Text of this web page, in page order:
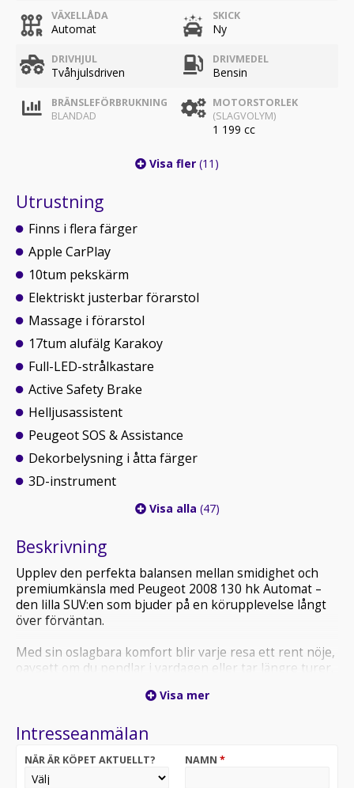
VÄXELLÅDA
Automat
SKICK
Ny
DRIVHJUL
Tvåhjulsdriven
DRIVMEDEL
Bensin
BRÄNSLEFÖRBRUKNING
BLANDAD
MOTORSTORLEK
(SLAGVOLYM)
1 199 cc
Visa fler (11)
Utrustning
Finns i flera färger
Apple CarPlay
10tum pekskärm
Elektriskt justerbar förarstol
Massage i förarstol
17tum alufälg Karakoy
Full-LED-strålkastare
Active Safety Brake
Helljusassistent
Peugeot SOS & Assistance
Dekorbelysning i åtta färger
3D-instrument
Visa alla (47)
Beskrivning
Upplev den perfekta balansen mellan smidighet och
premiumkänsla med Peugeot 2008 130 hk Automat –
den lilla SUV:en som bjuder på en körupplevelse långt
över förväntan.
Med sin oslagbara komfort blir varje resa ett rent nöje,
oavsett om du pendlar i vardagen eller tar längre turer.
responsiv automatlåda och 130 pigga hästkrafter gör
motorvägen.
Utrustningsnivån mycket generös – här får du moderna
förarassistanssystem, exklusiva materialval och
Visa mer
Intresseanmälan
NÄR ÄR KÖPET AKTUELLT? NAMN *